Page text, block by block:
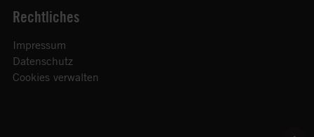
Rechtliches
Impressum
Datenschutz
Cookies verwalten